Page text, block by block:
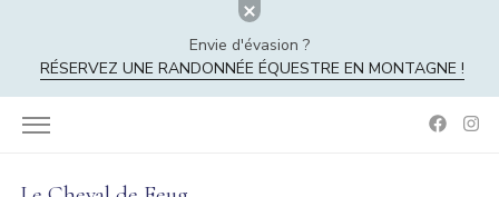
Envie d'évasion ?
RÉSERVEZ UNE RANDONNÉE ÉQUESTRE EN MONTAGNE !